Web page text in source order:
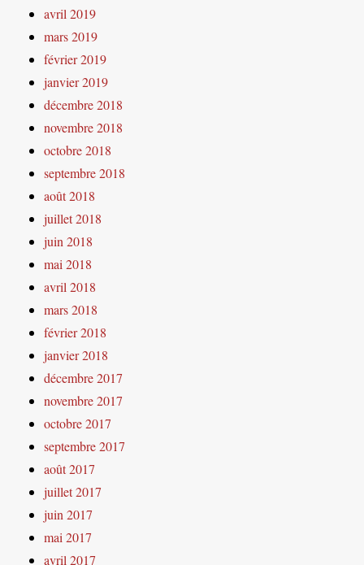
avril 2019
mars 2019
février 2019
janvier 2019
décembre 2018
novembre 2018
octobre 2018
septembre 2018
août 2018
juillet 2018
juin 2018
mai 2018
avril 2018
mars 2018
février 2018
janvier 2018
décembre 2017
novembre 2017
octobre 2017
septembre 2017
août 2017
juillet 2017
juin 2017
mai 2017
avril 2017